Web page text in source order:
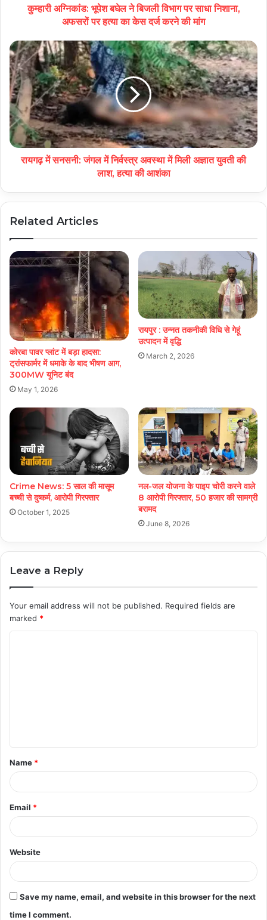
कुम्हारी अग्निकांड: भूपेश बघेल ने बिजली विभाग पर साधा निशाना,
अफसरों पर हत्या का केस दर्ज करने की मांग
रायगढ़ में सनसनी: जंगल में निर्वस्त्र अवस्था में मिली अज्ञात युवती की
लाश, हत्या की आशंका
Related Articles
कोरबा पावर प्लांट में बड़ा हादसा:
ट्रांसफार्मर में धमाके के बाद भीषण आग,
300MW यूनिट बंद
May 1, 2026
रायपुर : उन्नत तकनीकी विधि से गेहूं
उत्पादन में वृद्धि
March 2, 2026
Crime News: 5 साल की मासूम
बच्ची से दुष्कर्म, आरोपी गिरफ्तार
October 1, 2025
नल-जल योजना के पाइप चोरी करने वाले
8 आरोपी गिरफ्तार, 50 हजार की सामग्री
बरामद
June 8, 2026
Leave a Reply
Your email address will not be published. Required fields are
marked *
t
*
Name *
Email *
Website
Save my name, email, and website in this browser for the next
time I comment.